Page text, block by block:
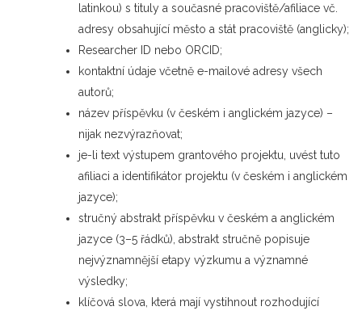
latinkou) s tituly a současné pracoviště/afiliace vč.
adresy obsahující město a stát pracoviště (anglicky);
Researcher ID nebo ORCID;
kontaktní údaje včetně e-mailové adresy všech
autorů;
název příspěvku (v českém i anglickém jazyce) –
nijak nezvýrazňovat;
je-li text výstupem grantového projektu, uvést tuto
afiliaci a identifikátor projektu (v českém i anglickém
jazyce);
stručný abstrakt příspěvku v českém a anglickém
jazyce (3–5 řádků), abstrakt stručně popisuje
nejvýznamnější etapy výzkumu a významné
výsledky;
klíčová slova, která mají vystihnout rozhodující